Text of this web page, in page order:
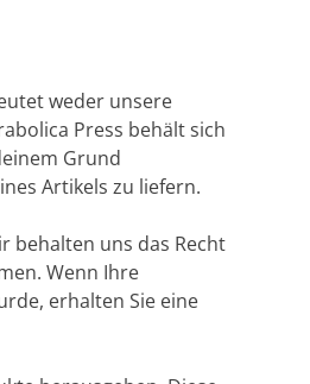
weder unsere
Press behält sich
Grund
Artikels zu liefern.
behalten uns das Recht
Wenn Ihre
erhalten Sie eine